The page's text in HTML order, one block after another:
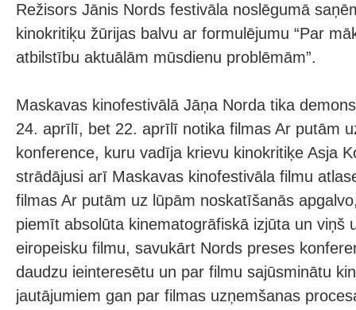
Režisors Jānis Nords festivāla noslēgumā
kinokritiķu žūrijas balvu ar formulējumu “Par
atbilstību aktuālām mūsdienu problēmām”.
Maskavas kinofestivālā Jāņa Norda tika
24. aprīlī, bet 22. aprīlī notika filmas Ar putām
konference, kuru vadīja krievu kinokritiķe Asja
strādājusi arī Maskavas kinofestivāla filmu
filmas Ar putām uz lūpām noskatīšanās
piemīt absolūta kinematogrāfiskā izjūta un viņš
eiropeisku filmu, savukārt Nords preses
daudzu ieinteresētu un par filmu sajūsminātu
jautājumiem gan par filmas uzņemšanas